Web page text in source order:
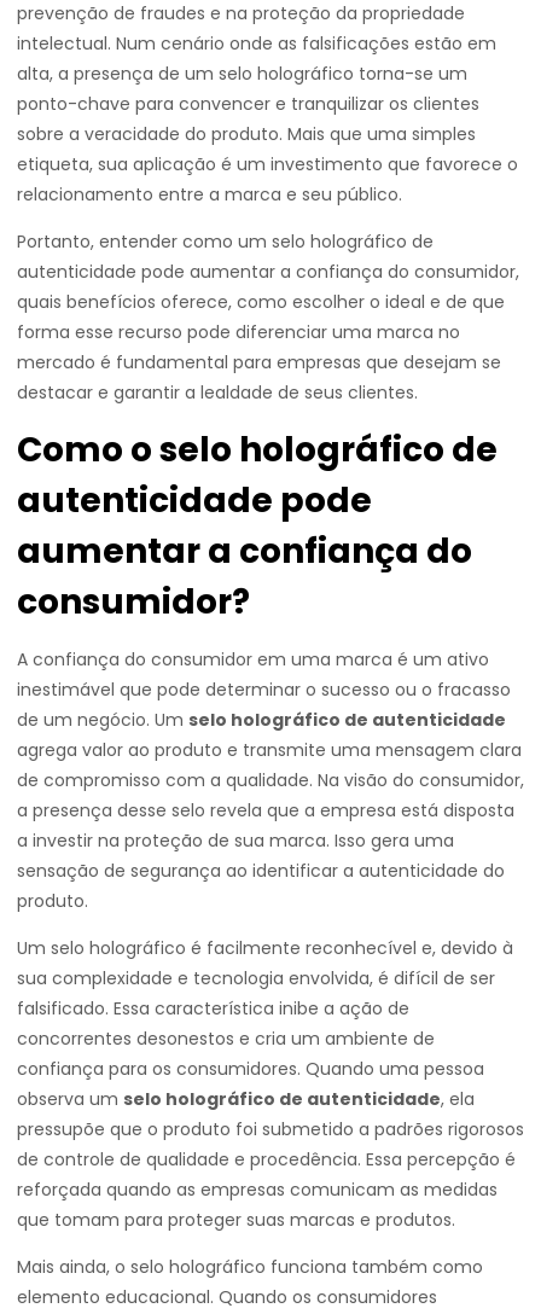
prevenção de fraudes e na proteção da propriedade
intelectual. Num cenário onde as falsificações estão em
alta, a presença de um selo holográfico torna-se um
ponto-chave para convencer e tranquilizar os clientes
sobre a veracidade do produto. Mais que uma simples
etiqueta, sua aplicação é um investimento que favorece o
relacionamento entre a marca e seu público.
Portanto, entender como um selo holográfico de
autenticidade pode aumentar a confiança do consumidor,
quais benefícios oferece, como escolher o ideal e de que
forma esse recurso pode diferenciar uma marca no
mercado é fundamental para empresas que desejam se
destacar e garantir a lealdade de seus clientes.
Como o selo holográfico de
autenticidade pode
aumentar a confiança do
consumidor?
A confiança do consumidor em uma marca é um ativo
inestimável que pode determinar o sucesso ou o fracasso
de um negócio. Um selo holográfico de autenticidade
agrega valor ao produto e transmite uma mensagem clara
de compromisso com a qualidade. Na visão do consumidor,
a presença desse selo revela que a empresa está disposta
a investir na proteção de sua marca. Isso gera uma
sensação de segurança ao identificar a autenticidade do
produto.
Um selo holográfico é facilmente reconhecível e, devido à
sua complexidade e tecnologia envolvida, é difícil de ser
falsificado. Essa característica inibe a ação de
concorrentes desonestos e cria um ambiente de
confiança para os consumidores. Quando uma pessoa
observa um selo holográfico de autenticidade, ela
pressupõe que o produto foi submetido a padrões rigorosos
de controle de qualidade e procedência. Essa percepção é
reforçada quando as empresas comunicam as medidas
que tomam para proteger suas marcas e produtos.
Mais ainda, o selo holográfico funciona também como
elemento educacional. Quando os consumidores